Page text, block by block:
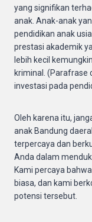
yang signifikan
anak. Anak-anak
pendidikan anak
prestasi akademik
lebih kecil
kriminal. (Parafrase
investasi pada
Oleh karena itu,
anak Bandung
terpercaya dan
Anda dalam
Kami percaya
biasa, dan kami
potensi tersebut.